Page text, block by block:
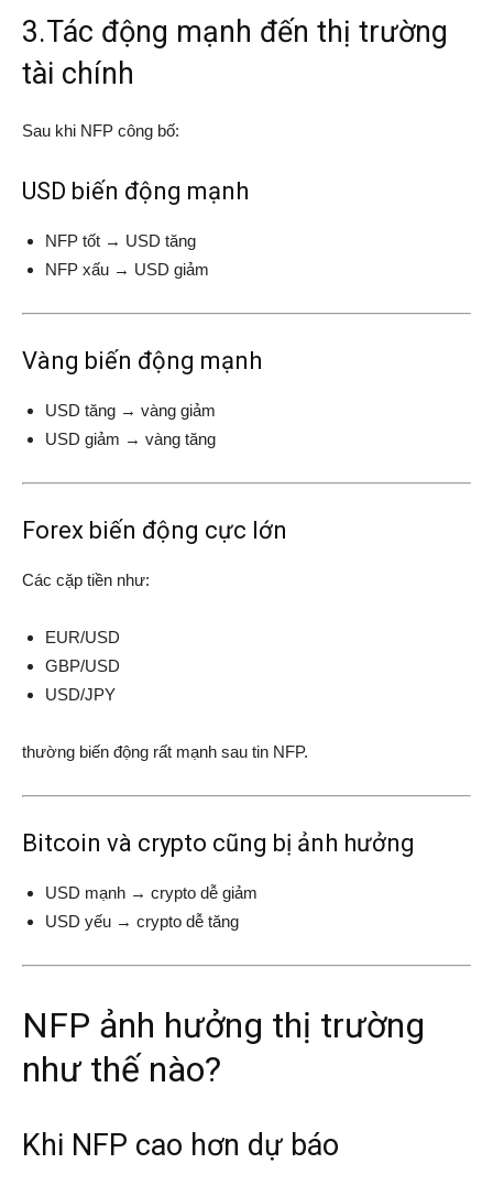
3.Tác động mạnh đến thị trường
tài chính
Sau khi NFP công bố:
USD biến động mạnh
NFP tốt → USD tăng
NFP xấu → USD giảm
Vàng biến động mạnh
USD tăng → vàng giảm
USD giảm → vàng tăng
Forex biến động cực lớn
Các cặp tiền như:
EUR/USD
GBP/USD
USD/JPY
thường biến động rất mạnh sau tin NFP.
Bitcoin và crypto cũng bị ảnh hưởng
USD mạnh → crypto dễ giảm
USD yếu → crypto dễ tăng
NFP ảnh hưởng thị trường
như thế nào?
Khi NFP cao hơn dự báo